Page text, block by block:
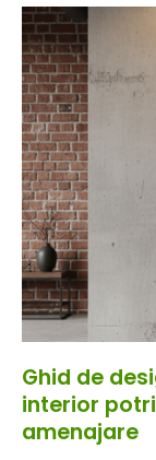
Ghid de
interior
amenajare